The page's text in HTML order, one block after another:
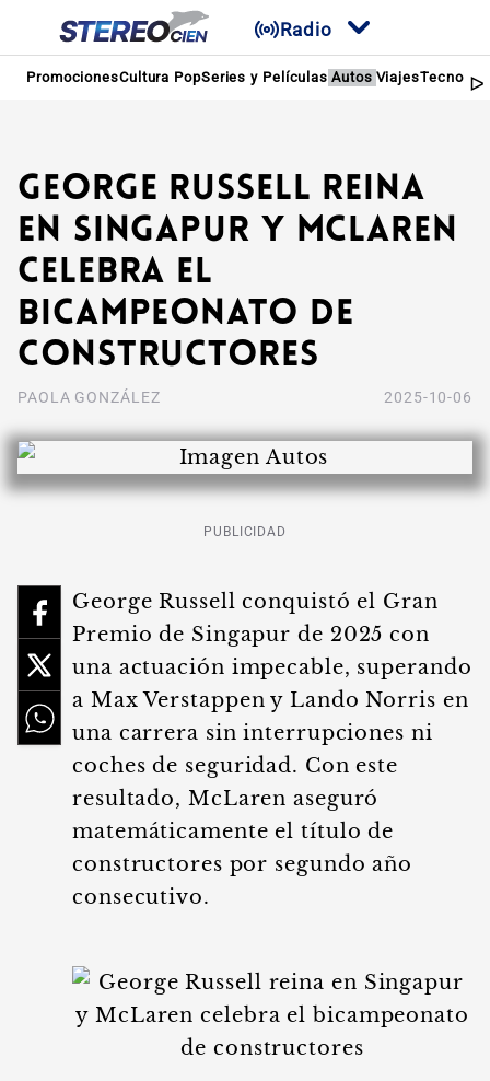
Radio
PromocionesCultura PopSeries y Películas Autos Viajes
George Russell reina
en Singapur y McLaren
celebra el
bicampeonato de
constructores
PAOLA GONZÁLEZ 2025-10-06
PUBLICIDAD
George Russell conquistó el Gran
Premio de Singapur de 2025 con
una actuación impecable, superando
a Max Verstappen y Lando Norris en
una carrera sin interrupciones ni
coches de seguridad. Con este
resultado, McLaren aseguró
matemáticamente el título de
constructores por segundo año
consecutivo.